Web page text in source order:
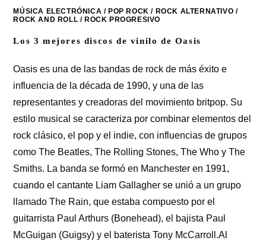
MÚSICA ELECTRÓNICA / POP ROCK / ROCK ALTERNATIVO /
ROCK AND ROLL / ROCK PROGRESIVO
Los 3 mejores discos de vinilo de Oasis
Oasis es una de las bandas de rock de más éxito e
influencia de la década de 1990, y una de las
representantes y creadoras del movimiento britpop. Su
estilo musical se caracteriza por combinar elementos del
rock clásico, el pop y el indie, con influencias de grupos
como The Beatles, The Rolling Stones, The Who y The
Smiths. La banda se formó en Manchester en 1991,
cuando el cantante Liam Gallagher se unió a un grupo
llamado The Rain, que estaba compuesto por el
guitarrista Paul Arthurs (Bonehead), el bajista Paul
McGuigan (Guigsy) y el baterista Tony McCarroll.Al